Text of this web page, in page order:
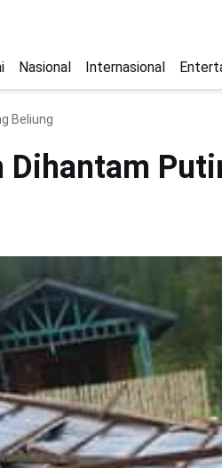
Nasional Internasional
Beliung
Dihantam